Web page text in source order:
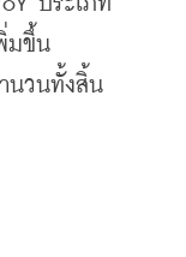
มขึ้น
นวนทั้งสิ้น